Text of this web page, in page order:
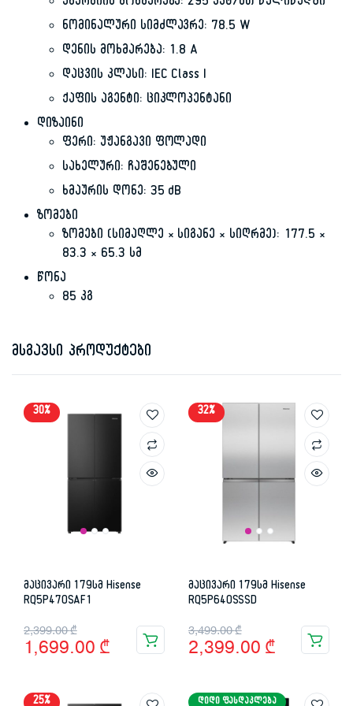
ნომინალური სიმძლავრე: 78.5 W
დენის მოხმარება: 1.8 A
დაცვის კლასი: IEC Class I
ქაფის აგენტი: ციკლოპენტანი
დიზაინი
ფერი: უჟანგავი ფოლადი
სახელური: ჩაშენებული
ხმაურის დონე: 35 dB
ზომები
ზომები (სიმაღლე × სიგანე × სიღრმე): 177.5 ×
83.3 × 65.3 სმ
წონა
85 კგ
მსგავსი პროდუქტები
30%
მაცივარი 179სმ Hisense
RQ5P470SAF1
2,399.00₾
Original
price
1,699.00 ₾
Current
price
32%
მაცივარი 179სმ Hisense
RQ5P640SSSD
3,499.00₾
Original
price
2,399.00 ₾
Current
price
25% ᲓᲘᲓᲘ ᲤᲐᲡᲓᲐᲙᲚᲔᲑᲐ